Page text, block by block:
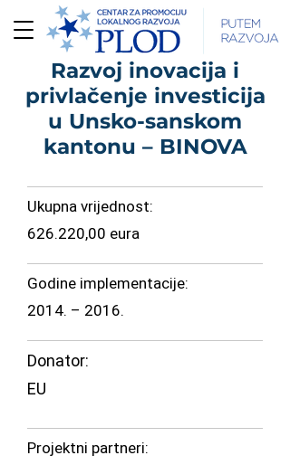
Razvoj inovacija i
privlačenje investicija
u Unsko-sanskom
kantonu – BINOVA
Ukupna vrijednost:
626.220,00 eura
Godine implementacije:
2014. – 2016.
Donator:
EU
Projektni partneri: